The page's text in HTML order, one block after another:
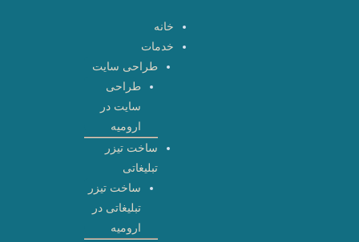
خانه
خدمات
طراحی سایت
طراحی
سایت در
ارومیه
ساخت تیزر
تبلیغاتی
ساخت تیزر
تبلیغاتی در
ارومیه